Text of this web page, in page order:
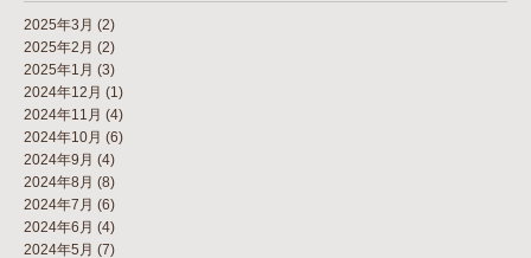
2025年3月 (2)
2025年2月 (2)
2025年1月 (3)
2024年12月 (1)
2024年11月 (4)
2024年10月 (6)
2024年9月 (4)
2024年8月 (8)
2024年7月 (6)
2024年6月 (4)
2024年5月 (7)